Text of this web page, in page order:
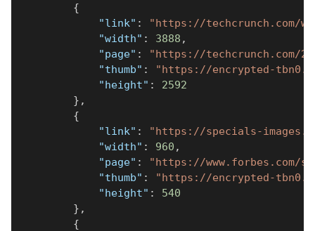
{
"link" :
"https://techcrunch.com/
"width" : 3888 ,
"page" :
"https://techcrunch.com/
"thumb" :
"https://encrypted-
"height" :
2592
} ,
{
"link" :
"https://specials-
"width" : 960 ,
"page" :
"https://www.forbes.com/
"thumb" :
"https://encrypted-
"height" :
540
} ,
{